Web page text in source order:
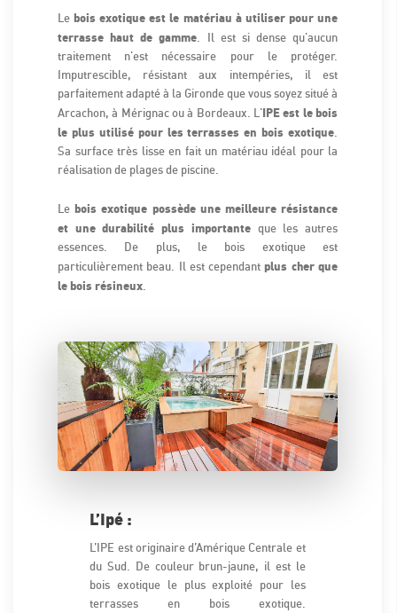
Lebois exotique est le matériau à utiliser pour une
terrasse haut de gamme. Il est si dense qu'aucun
traitement n'est nécessaire pour le protéger.
Imputrescible, résistant aux intempéries, il est
parfaitement adapté à la Gironde que vous soyez situé à
Arcachon, à Mérignac ou à Bordeaux. L'IPE est le bois
le plus utilisé pour les terrasses en bois exotique.
Sa surface très lisse en fait un matériau idéal pour la
réalisation de plages de piscine.
Lebois exotique possède une meilleure résistance
et une durabilité plus importanteque les autres
essences. De plus, le bois exotique est
particulièrement beau. Il est cependantplus cher que
le bois résineux
L’Ipé :
L’IPE est originaire d’Amérique Centrale et
du Sud. De couleur brun-jaune, il est le
bois exotique le plus exploité pour les
terrasses en bois exotique.